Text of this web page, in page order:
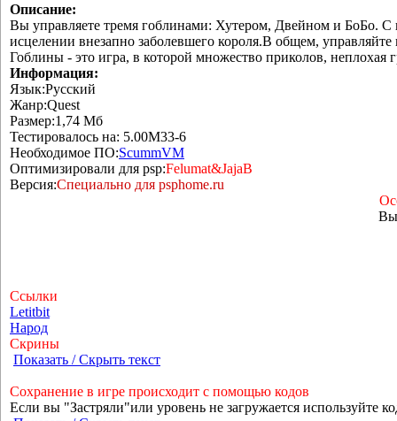
Описание:
Вы управляете тремя гоблинами: Хутером, Двейном и БоБо.
исцелении внезапно заболевшего короля.В общем,
Гоблины - это игра, в которой множество приколов, неплохая
Информация:
Язык:Русский
Жанр:Quest
Размер:1,74 Мб
Тестировалось на: 5.00M33-6
Необходимое ПО:ScummVM
Оптимизировали для psp:Felumat&JajaB
Версия:Специально для psphome.ru
Ссылки
Letitbit
Народ
Скрины
Показать / Скрыть текст
Сохранение в игре происходит с помощью кодов
Если вы "Застряли"или уровень не загружается используйте